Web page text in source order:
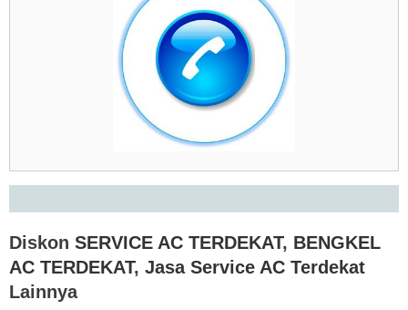
Diskon SERVICE AC TERDEKAT, BENGKEL
AC TERDEKAT, Jasa Service AC Terdekat
Lainnya